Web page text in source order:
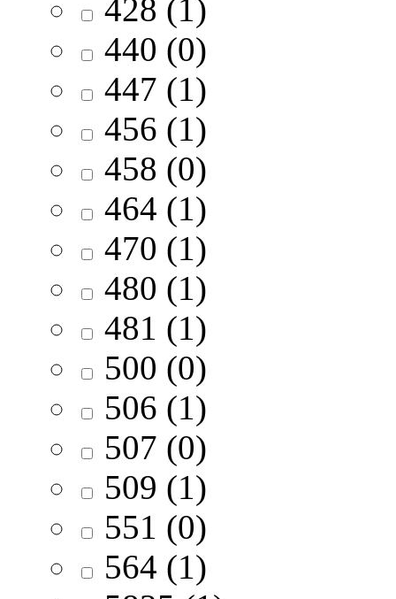
428 (1)
440 (0)
447 (1)
456 (1)
458 (0)
464 (1)
470 (1)
480 (1)
481 (1)
500 (0)
506 (1)
507 (0)
509 (1)
551 (0)
564 (1)